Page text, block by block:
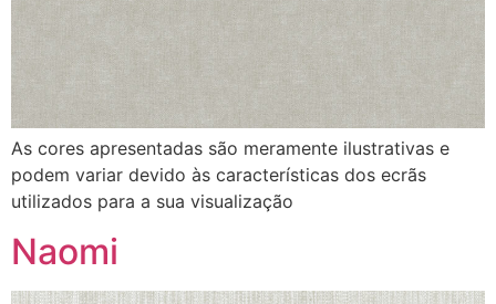
As cores apresentadas são meramente ilustrativas e
podem variar devido às características dos ecrãs
utilizados para a sua visualização
Naomi